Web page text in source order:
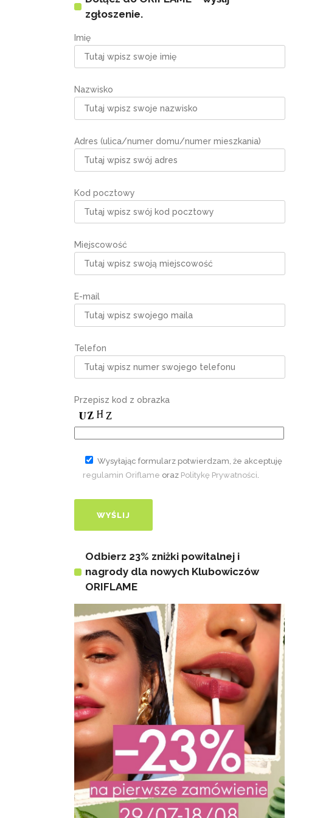
zgłoszenie.
Imię
Nazwisko
Adres (ulica/numer domu/numer mieszkania)
Kod pocztowy
Miejscowość
E-mail
Telefon
Przepisz kod z obrazka
Wysyłając formularz potwierdzam, że akceptuję
regulamin Oriflame oraz Politykę Prywatności.
Odbierz 23% zniżki powitalnej i
nagrody dla nowych Klubowiczów
ORIFLAME